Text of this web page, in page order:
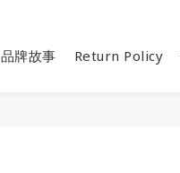
品牌故事 Return Policy